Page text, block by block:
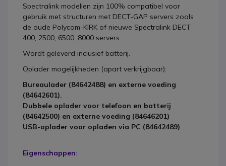
Spectralink modellen zijn 100% compatibel voor
gebruik met structuren met DECT-GAP servers zoals
de oude Polycom-KIRK of nieuwe Spectralink DECT
400, 2500, 6500, 8000 servers
Wordt geleverd inclusief batterij.
Oplader mogelijkheden (apart verkrijgbaar):
Bureaulader (84642488) en externe voeding
(84642601).
Dubbele oplader voor telefoon en batterij
(84642500) en externe voeding (84646201)
USB-oplader voor opladen via PC (84642489)
Eigenschappen: